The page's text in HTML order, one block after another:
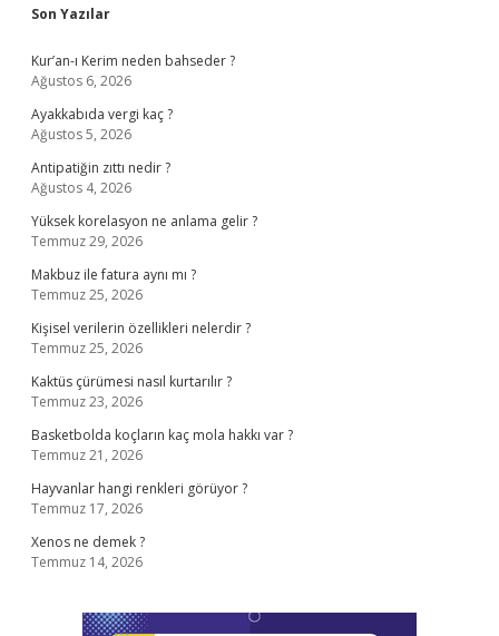
Sidebar
Son Yazılar
Kur’an-ı Kerim neden bahseder ?
Ağustos 6, 2026
Ayakkabıda vergi kaç ?
Ağustos 5, 2026
Antipatiğin zıttı nedir ?
Ağustos 4, 2026
Yüksek korelasyon ne anlama gelir ?
Temmuz 29, 2026
Makbuz ile fatura aynı mı ?
Temmuz 25, 2026
Kişisel verilerin özellikleri nelerdir ?
Temmuz 25, 2026
Kaktüs çürümesi nasıl kurtarılır ?
Temmuz 23, 2026
Basketbolda koçların kaç mola hakkı var ?
Temmuz 21, 2026
Hayvanlar hangi renkleri görüyor ?
Temmuz 17, 2026
Xenos ne demek ?
Temmuz 14, 2026